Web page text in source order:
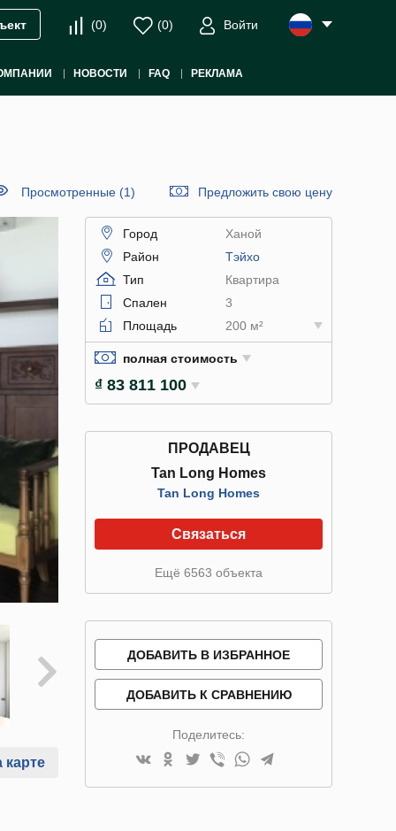
(0) (0) Войти
НОВОСТИ FAQ РЕКЛАМА
Просмотренные (1) Предложить свою цену
карте
Город
Ханой
Район
Тэйхо
Тип
Квартира
Спален
3
Площадь
200 м²
полная стоимость
₫ 83 811 100
ПРОДАВЕЦ
Tan Long Homes
Tan Long Homes
Связаться
Ещё 6563 объекта
ДОБАВИТЬ В ИЗБРАННОЕ
ДОБАВИТЬ К СРАВНЕНИЮ
Поделитесь: